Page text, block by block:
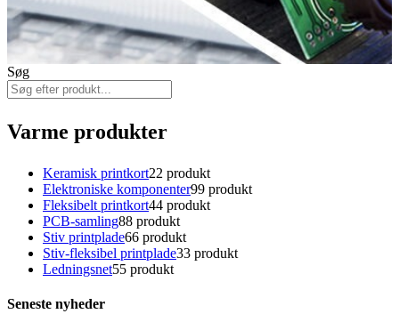
Søg
Varme produkter
Keramisk printkort22 produkt
Elektroniske komponenter99 produkt
Fleksibelt printkort44 produkt
PCB-samling88 produkt
Stiv printplade66 produkt
Stiv-fleksibel printplade33 produkt
Ledningsnet55 produkt
Seneste nyheder